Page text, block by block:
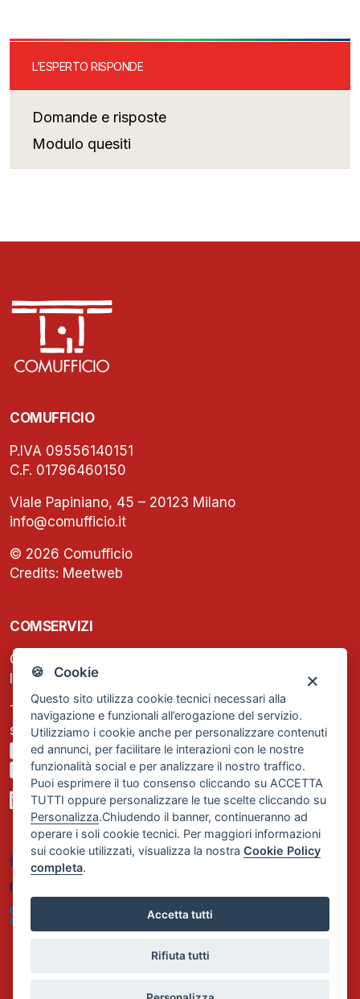
🍪 Cookie
Questo sito utilizza cookie tecnici necessari alla
navigazione e funzionali all’erogazione del servizio.
Utilizziamo i cookie anche per personalizzare contenuti
ed annunci, per facilitare le interazioni con le nostre
funzionalità social e per analizzare il nostro traffico.
Puoi esprimere il tuo consenso cliccando su ACCETTA
TUTTI oppure personalizzare le tue scelte cliccando su
Personalizza.Chiudendo il banner, continueranno ad
operare i soli cookie tecnici. Per maggiori informazioni
sui cookie utilizzati, visualizza la nostraCookie Policy
completa.
Accetta tutti
Rifiuta tutti
L’ESPERTO RISPONDE
Domande e risposte
Modulo quesiti
COMUFFICIO
P.IVA 09556140151
C.F. 01796460150
Viale Papiniano, 45 – 20123 Milano
info@comufficio.it
© 2026 Comufficio
Credits: Meetweb
COMSERVIZI
C.F. e P.IVA: 13474420158
Iscrizione REA Milano n. 1656740
Tel. +39 02 2838 1307
segreteria@comservizi.eu
Privacy Policy
Cookie Policy